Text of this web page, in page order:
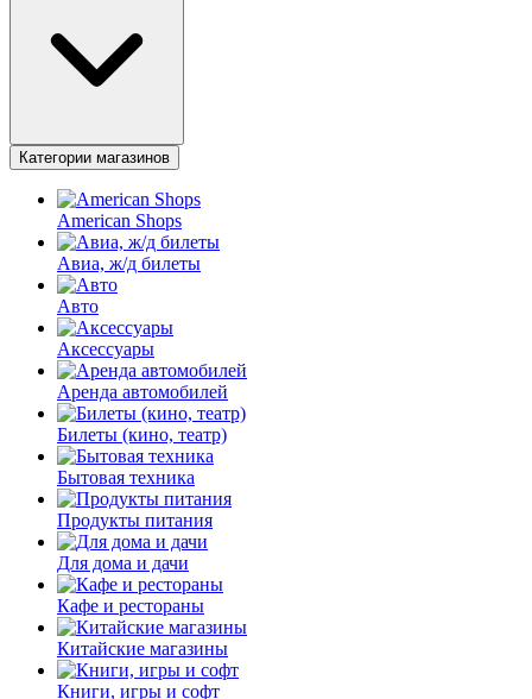
Категории магазинов
American Shops
Авиа, ж/д билеты
Авто
Аксессуары
Аренда автомобилей
Билеты (кино, театр)
Бытовая техника
Продукты питания
Для дома и дачи
Кафе и рестораны
Китайские магазины
Книги, игры и софт